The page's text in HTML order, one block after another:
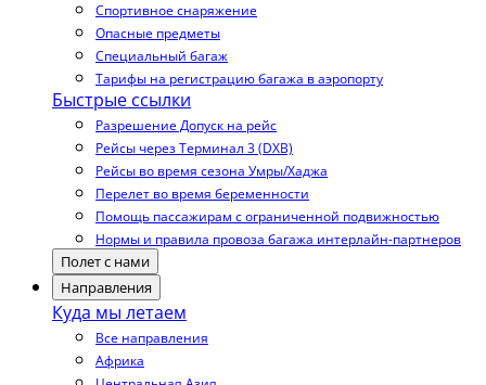
Спортивное снаряжение
Опасные предметы
Специальный багаж
Тарифы на регистрацию багажа в аэропорту
Быстрые ссылки
Разрешение Допуск на рейс
Рейсы через Терминал 3 (DXB)
Рейсы во время сезона Умры/Хаджа
Перелет во время беременности
Помощь пассажирам с ограниченной подвижностью
Нормы и правила провоза багажа интерлайн-партнеров
Полет с нами
Направления
Куда мы летаем
Все направления
Африка